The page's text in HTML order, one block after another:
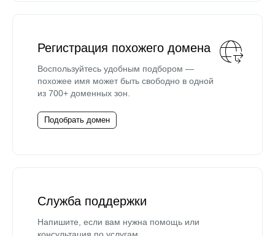
Регистрация похожего домена
Воспользуйтесь удобным подбором —
похожее имя может быть свободно в одной
из 700+ доменных зон.
Подобрать домен
Служба поддержки
Напишите, если вам нужна помощь или